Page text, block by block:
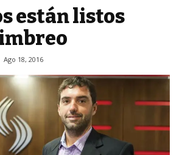
están listos
Ago 18, 2016